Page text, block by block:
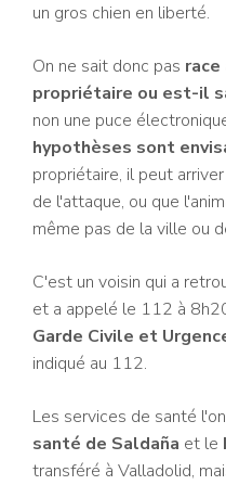
un gros chien en liberté.
On ne sait donc pas race
propriétaire ou est-il
non une puce
hypothèses sont
propriétaire, il peut
de l'attaque, ou que
même pas de la ville ou
C'est un voisin qui a
et a appelé le 112 à
Garde Civile et
indiqué au 112.
Les services de santé
santé de Saldaña et le
transféré à Valladolid,